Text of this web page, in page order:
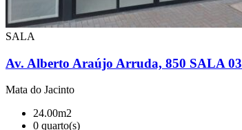
SALA
Av. Alberto Araújo Arruda, 850 SALA 03
Mata do Jacinto
24.00m2
0 quarto(s)